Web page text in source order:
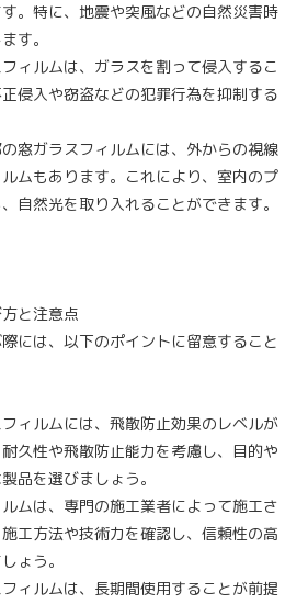
。特に、地震や突風などの自然災害時
す。
ィルムは、ガラスを割って侵入するこ
侵入や窃盗などの犯罪行為を抑制する
窓ガラスフィルムには、外からの視線
ムもあります。これにより、室内のプ
自然光を取り入れることができます。
と注意点
には、以下のポイントに留意すること
ィルムには、飛散防止効果のレベルが
久性や飛散防止能力を考慮し、目的や
品を選びましょう。
ムは、専門の施工業者によって施工さ
工方法や技術力を確認し、信頼性の高
ょう。
ィルムは、長期間使用することが前提